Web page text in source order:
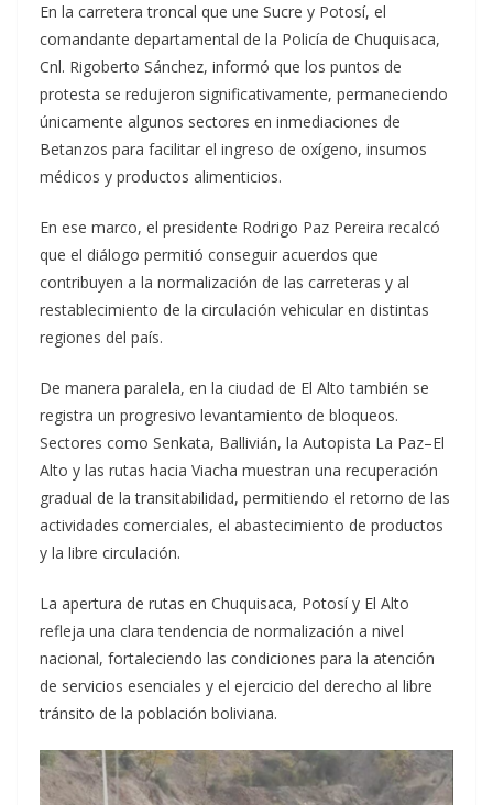
En la carretera troncal que une Sucre y Potosí, el
comandante departamental de la Policía de Chuquisaca,
Cnl. Rigoberto Sánchez, informó que los puntos de
protesta se redujeron significativamente, permaneciendo
únicamente algunos sectores en inmediaciones de
Betanzos para facilitar el ingreso de oxígeno, insumos
médicos y productos alimenticios.
En ese marco, el presidente Rodrigo Paz Pereira recalcó
que el diálogo permitió conseguir acuerdos que
contribuyen a la normalización de las carreteras y al
restablecimiento de la circulación vehicular en distintas
regiones del país.
De manera paralela, en la ciudad de El Alto también se
registra un progresivo levantamiento de bloqueos.
Sectores como Senkata, Ballivián, la Autopista La Paz–El
Alto y las rutas hacia Viacha muestran una recuperación
gradual de la transitabilidad, permitiendo el retorno de las
actividades comerciales, el abastecimiento de productos
y la libre circulación.
La apertura de rutas en Chuquisaca, Potosí y El Alto
refleja una clara tendencia de normalización a nivel
nacional, fortaleciendo las condiciones para la atención
de servicios esenciales y el ejercicio del derecho al libre
tránsito de la población boliviana.